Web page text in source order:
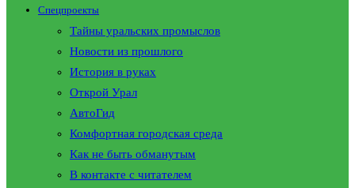
Спецпроекты
Тайны уральских промыслов
Новости из прошлого
История в руках
Открой Урал
АвтоГид
Комфортная городская среда
Как не быть обманутым
В контакте с читателем